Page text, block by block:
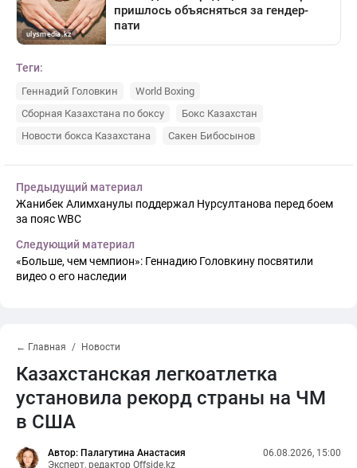
Теги:
Геннадий Головкин
World Boxing
Сборная Казахстана по боксу
Бокс Казахстан
Новости бокса Казахстана
Сакен Бибосынов
Предыдущий материал
Жанибек Алимханулы поддержал Нурсултанова перед боем
за пояс WBC
Следующий материал
«Больше, чем чемпион»: Геннадию Головкину посвятили
видео о его наследии
← Главная Новости
Казахстанская легкоатлетка
установила рекорд страны на ЧМ
в США
Автор: Палагутина Анастасия
Эксперт, редактор Offside.kz
06.08.2026, 15:00